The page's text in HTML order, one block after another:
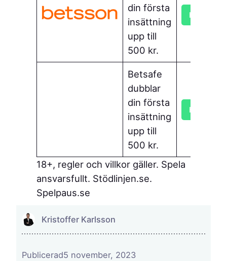
din första
insättning
upp till
500 kr.
Hämta
Betsafe
dubblar
din första
insättning
upp till
500 kr.
Hämta
18+, regler och villkor gäller. Spela
ansvarsfullt. Stödlinjen.se.
Spelpaus.se
Kristoffer Karlsson
Publicerad5 november, 2023